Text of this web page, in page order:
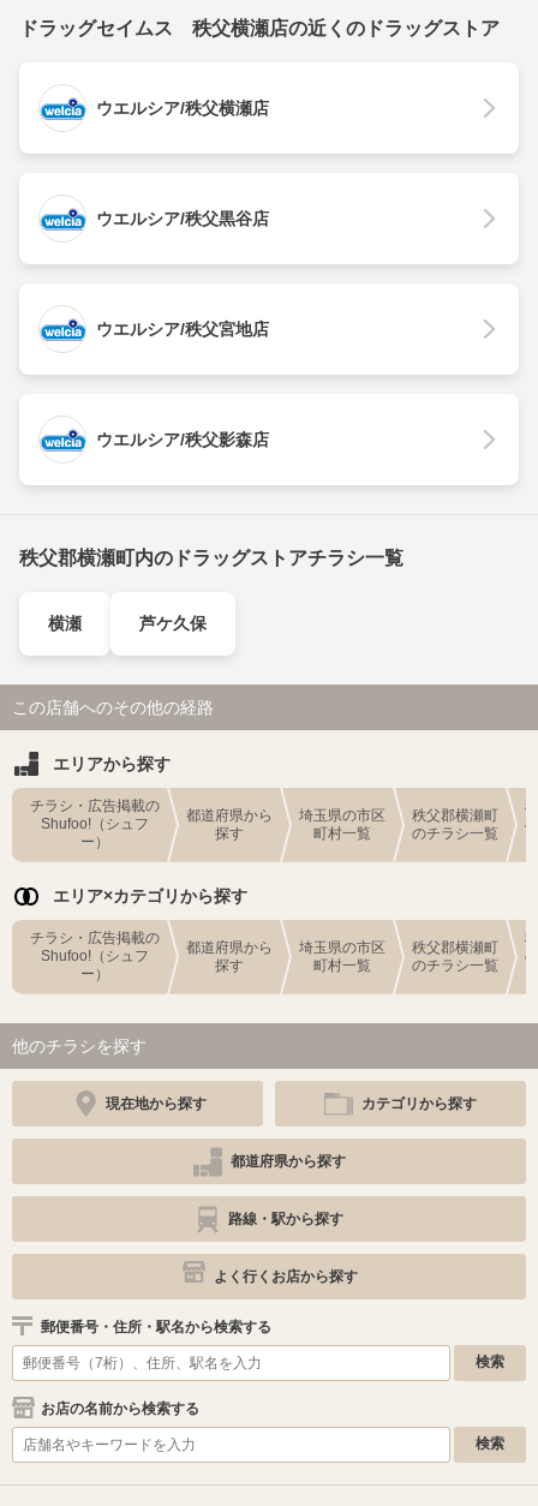
ドラッグセイムス 秩父横瀬店の近くのドラッグストア
ウエルシア/秩父横瀬店
ウエルシア/秩父黒谷店
ウエルシア/秩父宮地店
ウエルシア/秩父影森店
秩父郡横瀬町内のドラッグストアチラシ一覧
横瀬 芦ケ久保
この店舗へのその他の経路
エリアから探す
チラシ・広告掲載の
Shufoo!（シュフ
ー）
都道府県から
探す
埼玉県の市区
町村一覧
秩父郡横瀬町
のチラシ一覧
エリア×カテゴリから探す
チラシ・広告掲載の
Shufoo!（シュフ
ー）
都道府県から
探す
埼玉県の市区
町村一覧
秩父郡横瀬町
のチラシ一覧
他のチラシを探す
現在地から探す カテゴリから探す
都道府県から探す
路線・駅から探す
よく行くお店から探す
郵便番号・住所・駅名から検索する
お店の名前から検索する